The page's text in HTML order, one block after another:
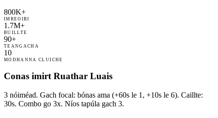
800K+
IMREOIRI
1.7M+
BUILLTE
90+
TEANGACHA
10
MODHANNA CLUICHE
Conas imirt Ruathar Luais
3 nóiméad. Gach focal: bónas ama (+60s le 1, +10s le 6). Caillte:
30s. Combo go 3x. Níos tapúla gach 3.